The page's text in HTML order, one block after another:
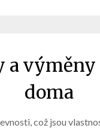
doma
což jsou